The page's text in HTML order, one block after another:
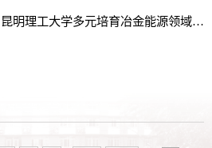
新华网 打造行业人才高地 昆明理工大学多元培育冶金能源领域高素质人才